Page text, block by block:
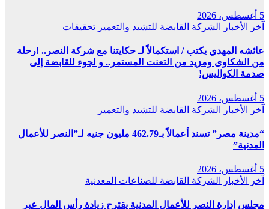
5 أغسطس، 2026
آخر الأخبار
الشركة القابضة للتشيد والتعمير تحقيقات
عائشه المهدي يكتب / استكمالاً لـ حكايتنا مع شركة النصر.. !رحلة
من الشكاوى ومزيد من التعنت المستمر.. و لجوء للقابضة إلى
صدمة الكواليس!
5 أغسطس، 2026
آخر الأخبار
الشركة القابضة للتشيد والتعمير
“مدينة مصر” تسند أعمالاً بـ462.79 مليون جنيه لـ”النصر للأعمال
المدنية”
5 أغسطس، 2026
آخر الأخبار
الشركة القابضة للصناعات المعدنية
مجلس إدارة النصر للأعمال المدنية يقترح زيادة رأس المال عبر